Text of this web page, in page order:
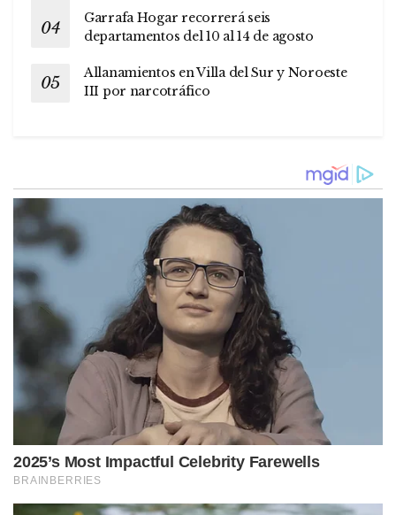
Garrafa Hogar recorrerá seis
departamentos del 10 al 14 de agosto
Allanamientos en Villa del Sur y Noroeste
III por narcotráfico